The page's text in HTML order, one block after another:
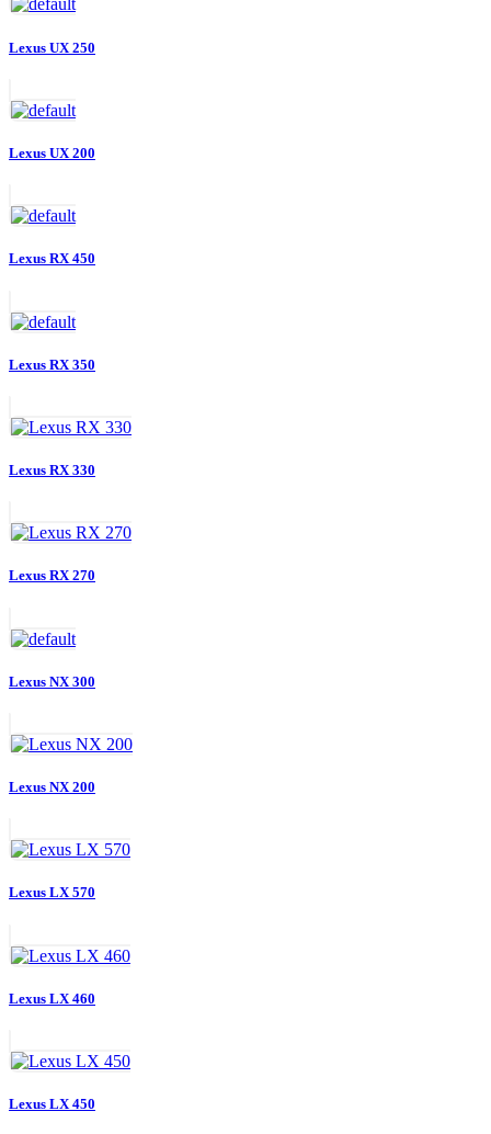
Lexus UX 250
Lexus UX 200
Lexus RX 450
Lexus RX 350
Lexus RX 330
Lexus RX 270
Lexus NX 300
Lexus NX 200
Lexus LX 570
Lexus LX 460
Lexus LX 450